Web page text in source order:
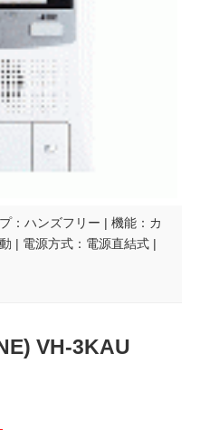
：ハンズフリー | 機能：カ
| 電源方式：電源直結式 |
VH-3KAU